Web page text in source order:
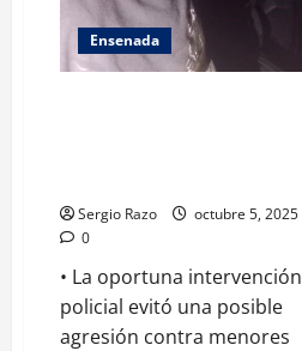
orden
de
búsqueda
y
Ensenada
Sergio Razo
octubre 5, 2025
0
• La oportuna intervención
policial evitó una posible
agresión contra menores